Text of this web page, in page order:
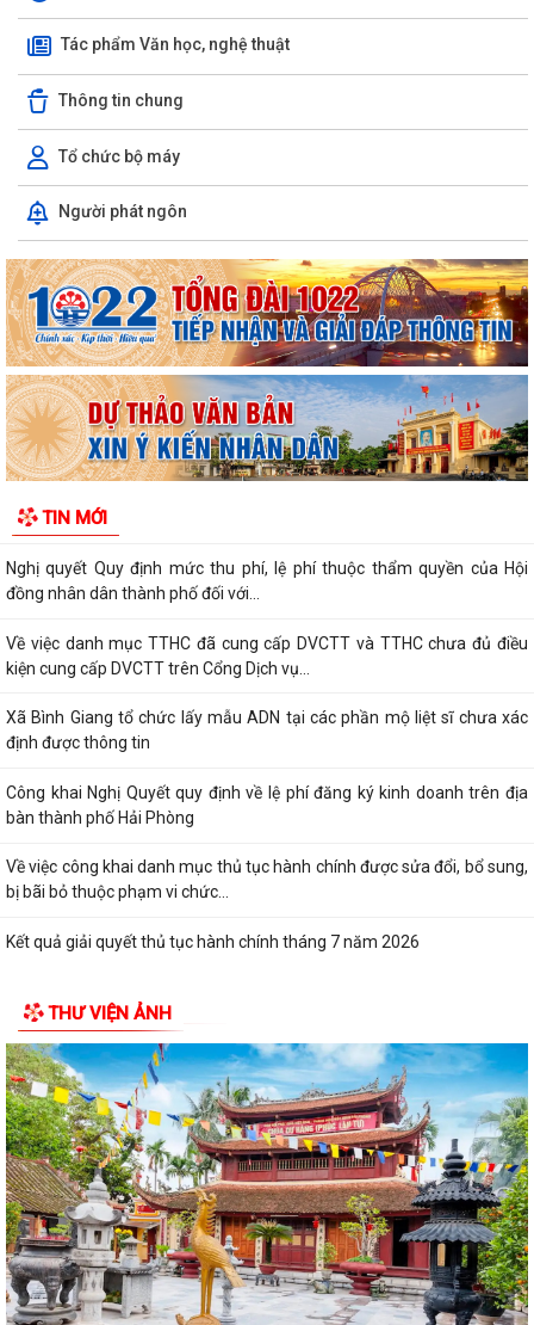
Tác phẩm Văn học, nghệ thuật
Thông tin chung
Tổ chức bộ máy
Người phát ngôn
TIN MỚI
bàn xã
Lãnh đạo xã Bình Giang kiểm tra tiến độ thi công các công trình trên
địa bàn
Về việc công khai danh mục thủ tục hành chính được sửa đổi, bổ sung,
thay thế, bị bãi bỏ thuộc...
Về việc công khai thủ tục hành chính ban hành mới, được sửa đổi, bổ
sung thuộc phạm vi chức năng...
chương Thanh niên xung phong vẻ...
Nghị quyết Quy định mức thu phí, lệ phí thuộc thẩm quyền của Hội
đồng nhân dân thành phố đối với...
Về việc danh mục TTHC đã cung cấp DVCTT và TTHC chưa đủ điều
kiện cung cấp DVCTT trên Cổng Dịch vụ...
Xã Bình Giang tổ chức lấy mẫu ADN tại các phần mộ liệt sĩ chưa xác
định được thông tin
Công khai Nghị Quyết quy định về lệ phí đăng ký kinh doanh trên địa
bàn thành phố Hải Phòng
Về việc công khai danh mục thủ tục hành chính được sửa đổi, bổ sung,
bị bãi bỏ thuộc phạm vi chức...
Kết quả giải quyết thủ tục hành chính tháng 7 năm 2026
LƯỢNG THEO TIÊU CHUẨN QUỐC GIA TCVN...
UBND xã triển khai giải quyết chế độ chính sách đối với người hoạt
động không chuyên trách ở thôn
Nghị quyết Về việc quy định mức chi thăm chúc tết Nguyên đán, thăm
hỏi ốm đau, trợ cấp đối với một...
Bình Giang triển khai Kế hoạch lấy mẫu hài cốt liệt sĩ
Xã Bình Giang học tập nghị quyết Hôi nghị lần thứ ba Ban Chấp hành
Trung ương Đảng khóa XIV
THƯ VIỆN ẢNH